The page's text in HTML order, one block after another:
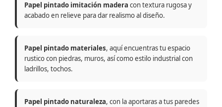
Papel pintado imitación madera con textura rugosa y
acabado en relieve para dar realismo al diseño.
Papel pintado materiales, aquí encuentras tu espacio
rustico con piedras, muros, así como estilo industrial con
ladrillos, tochos.
Papel pintado naturaleza, con la aportaras a tus paredes